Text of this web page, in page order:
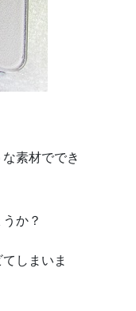
素材ででき
か？
しまいま